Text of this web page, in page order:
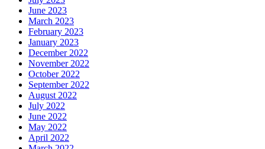
June 2023
March 2023
February 2023
January 2023
December 2022
November 2022
October 2022
September 2022
August 2022
July 2022
June 2022
May 2022
April 2022